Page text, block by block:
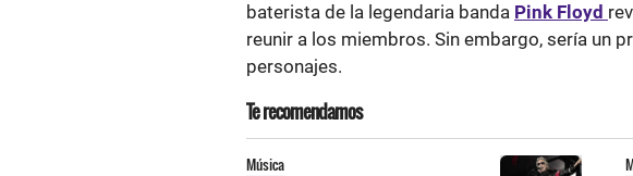
baterista de la legendaria banda Pink Floyd
reunir a los miembros. Sin embargo, sería un
personajes.
Te recomendamos
Música